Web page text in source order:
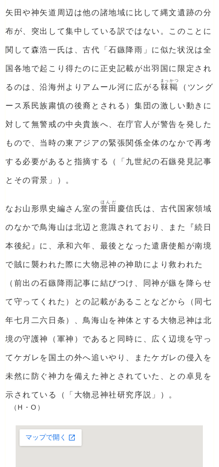
矢田や神矢道周辺は他の諸地域に比して縄文遺跡の分
布が、突出して集中している訳ではない。このことに
関して森浩一氏は、古代「石鏃降雨」に似た状況は全
国各地で起こり得たのに正史記載が出羽国に限定され
るのは、沿海州よりアムール河に広がる 靺鞨
まっかつ
（ツング
ース系民族粛慎の後裔とされる）集団の激しい動きに
対して無警戒の中央貴族へ、在庁官人が警告を発した
もので、当時の東アジアの緊張関係全体のなかで再考
する必要があると指摘する（「九世紀の石鏃発見記事
とその背景」）。
なお山形県史編さん室の誉田
ほんだ
慶信氏は、古代国家領域
のなかで鳥海山は北辺と意識されており、また『続日
本後紀』に、承和六年、最後となった遣唐使船が南境
で賊に襲われた際に大物忌神の神助により救われた
（前出の石鏃降雨記事に結びつけ、同神が鏃を降らせ
て守ってくれた）との記載があることなどから（同七
年七月二六日条）、鳥海山を神体とする大物忌神は北
境の守護神（軍神）であると同時に、広く辺境を守っ
てケガレを国土の外へ追いやり、またケガレの侵入を
未然に防ぐ神力を備えた神とされていた、との卓見を
示されている（「大物忌神社研究序説」）。
（H・O）